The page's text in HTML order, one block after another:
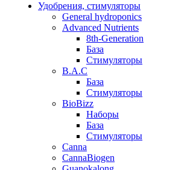
Удобрения, стимуляторы
General hydroponics
Advanced Nutrients
8th-Generation
База
Стимуляторы
B.A.C
База
Стимуляторы
BioBizz
Наборы
База
Стимуляторы
Canna
CannaBiogen